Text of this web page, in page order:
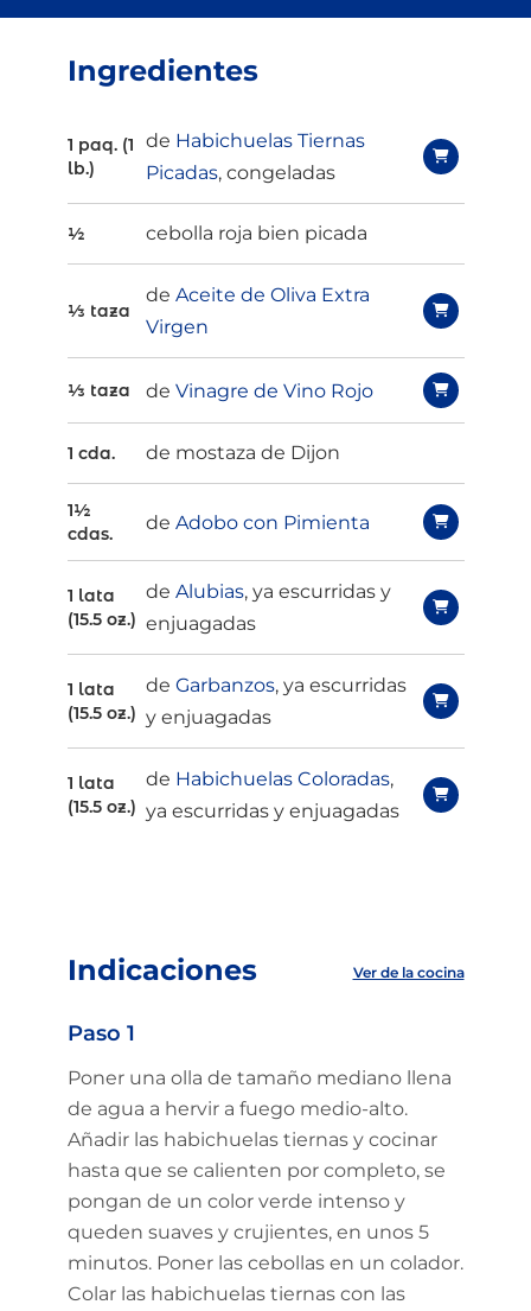
Ingredientes
1 paq. (1
lb.)
de Habichuelas Tiernas
Picadas, congeladas
½ cebolla roja bien picada
⅓ taza
de Aceite de Oliva Extra
Virgen
⅓ taza de Vinagre de Vino Rojo
1 cda. de mostaza de Dijon
1½
cdas.
de Adobo con Pimienta
1 lata
(15.5 oz.)
de Alubias, ya escurridas y
enjuagadas
1 lata
(15.5 oz.)
de Garbanzos, ya escurridas
y enjuagadas
1 lata
(15.5 oz.)
de Habichuelas Coloradas,
ya escurridas y enjuagadas
Indicaciones Ver de la cocina
Paso 1
Poner una olla de tamaño mediano llena
de agua a hervir a fuego medio-alto.
Añadir las habichuelas tiernas y cocinar
hasta que se calienten por completo, se
pongan de un color verde intenso y
queden suaves y crujientes, en unos 5
minutos. Poner las cebollas en un colador.
Colar las habichuelas tiernas con las